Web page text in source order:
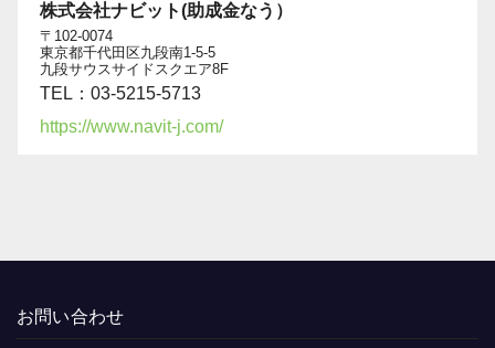
株式会社ナビット(助成金なう）
〒102-0074
東京都千代田区九段南1-5-5
九段サウスサイドスクエア8F
TEL：03-5215-5713
https://www.navit-j.com/
お問い合わせ